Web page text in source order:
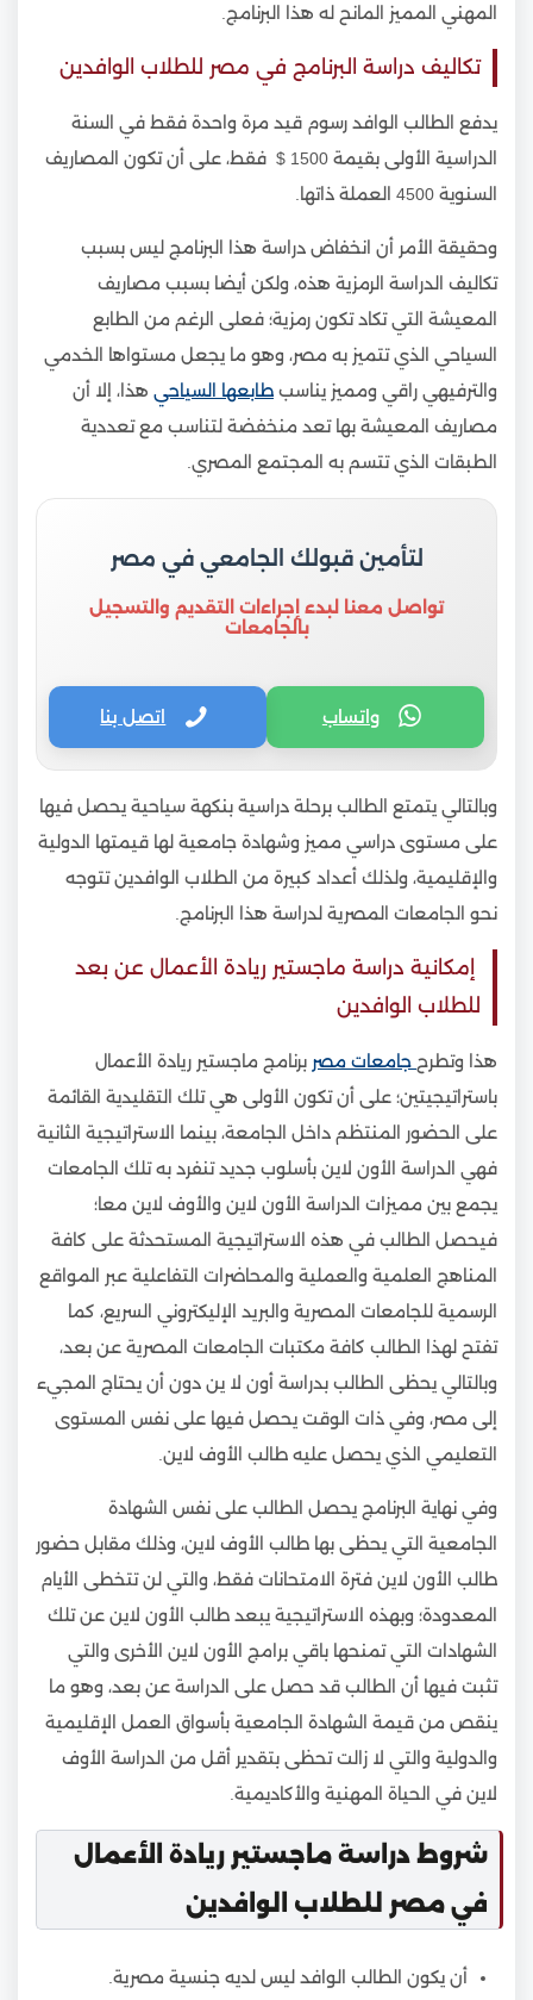
المهني المميز المانح له هذا البرنامج.
تكاليف دراسة البرنامج في مصر للطلاب الوافدين
يدفع الطالب الوافد رسوم قيد مرة واحدة فقط في السنة
الدراسية الأولى بقيمة 1500 $ فقط، على أن تكون المصاريف
السنوية 4500 العملة ذاتها.
وحقيقة الأمر أن انخفاض دراسة هذا البرنامج ليس بسبب
تكاليف الدراسة الرمزية هذه، ولكن أيضا بسبب مصاريف
المعيشة التي تكاد تكون رمزية؛ فعلى الرغم من الطابع
السياحي الذي تتميز به مصر، وهو ما يجعل مستواها الخدمي
والترفيهي راقي ومميز يناسب طابعها السياحي هذا، إلا أن
مصاريف المعيشة بها تعد منخفضة لتناسب مع تعددية
الطبقات الذي تتسم به المجتمع المصري.
لتأمين قبولك الجامعي في مصر
تواصل معنا لبدء إجراءات التقديم والتسجيل
بالجامعات
واتساب اتصل بنا
وبالتالي يتمتع الطالب برحلة دراسية بنكهة سياحية يحصل فيها
على مستوى دراسي مميز وشهادة جامعية لها قيمتها الدولية
والإقليمية، ولذلك أعداد كبيرة من الطلاب الوافدين تتوجه
نحو الجامعات المصرية لدراسة هذا البرنامج.
إمكانية دراسة ماجستير ريادة الأعمال عن بعد
للطلاب الوافدين
هذا وتطرح جامعات مصر برنامج ماجستير ريادة الأعمال
باستراتيجيتين؛ على أن تكون الأولى هي تلك التقليدية القائمة
على الحضور المنتظم داخل الجامعة، بينما الاستراتيجية الثانية
فهي الدراسة الأون لاين بأسلوب جديد تنفرد به تلك الجامعات
يجمع بين مميزات الدراسة الأون لاين والأوف لاين معا؛
فيحصل الطالب في هذه الاستراتيجية المستحدثة على كافة
المناهج العلمية والعملية والمحاضرات التفاعلية عبر المواقع
الرسمية للجامعات المصرية والبريد الإليكتروني السريع، كما
تفتح لهذا الطالب كافة مكتبات الجامعات المصرية عن بعد،
وبالتالي يحظى الطالب بدراسة أون لا ين دون أن يحتاج المجيء
إلى مصر، وفي ذات الوقت يحصل فيها على نفس المستوى
التعليمي الذي يحصل عليه طالب الأوف لاين.
وفي نهاية البرنامج يحصل الطالب على نفس الشهادة
الجامعية التي يحظى بها طالب الأوف لاين، وذلك مقابل حضور
طالب الأون لاين فترة الامتحانات فقط، والتي لن تتخطى الأيام
المعدودة؛ وبهذه الاستراتيجية يبعد طالب الأون لاين عن تلك
الشهادات التي تمنحها باقي برامج الأون لاين الأخرى والتي
تثبت فيها أن الطالب قد حصل على الدراسة عن بعد، وهو ما
ينقص من قيمة الشهادة الجامعية بأسواق العمل الإقليمية
والدولية والتي لا زالت تحظى بتقدير أقل من الدراسة الأوف
لاين في الحياة المهنية والأكاديمية.
شروط دراسة ماجستير ريادة الأعمال
في مصر للطلاب الوافدين
أن يكون الطالب الوافد ليس لديه جنسية مصرية.